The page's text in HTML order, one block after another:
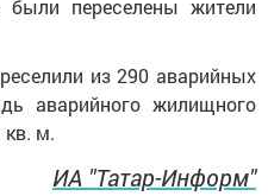
были переселены жители
из 290 аварийных
аварийного жилищного
кв. м.
ИА "Татар-Информ"